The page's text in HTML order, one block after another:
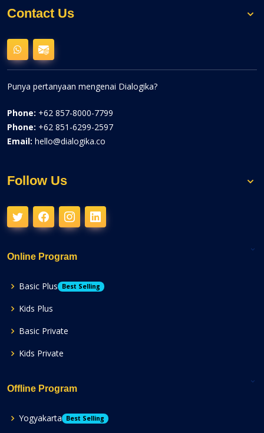
Contact Us
Punya pertanyaan mengenai Dialogika?
Phone: +62 857-8000-7799
Phone: +62 851-6299-2597
Email: hello@dialogika.co
Follow Us
Online Program
Basic Plus Best Selling
Kids Plus
Basic Private
Kids Private
Offline Program
Yogyakarta Best Selling